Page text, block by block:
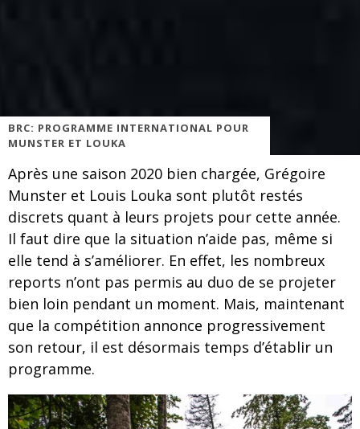
BRC: PROGRAMME INTERNATIONAL POUR
MUNSTER ET LOUKA
Après une saison 2020 bien chargée, Grégoire
Munster et Louis Louka sont plutôt restés
discrets quant à leurs projets pour cette année.
Il faut dire que la situation n’aide pas, même si
elle tend à s’améliorer. En effet, les nombreux
reports n’ont pas permis au duo de se projeter
bien loin pendant un moment. Mais, maintenant
que la compétition annonce progressivement
son retour, il est désormais temps d’établir un
programme.